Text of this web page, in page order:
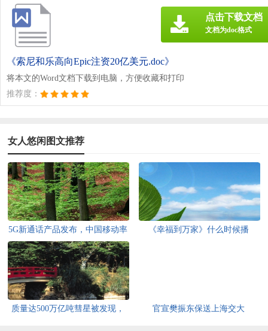
《索尼和乐高向Epic注资20亿美元.doc》
将本文的Word文档下载到电脑，方便收藏和打印
推荐度：
点击下载文档
文档为doc格式
女人悠闲图文推荐
5G新通话产品发布，中国移动率
先试商用
《幸福到万家》什么时候播
质量达500万亿吨彗星被发现，
官宣樊振东保送上海交大